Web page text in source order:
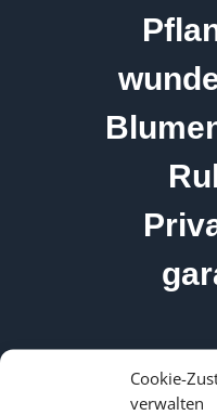
Cookie-
verwalten